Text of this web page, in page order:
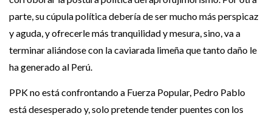
parte, su cúpula política debería de ser mucho más perspicaz
y aguda, y ofrecerle más tranquilidad y mesura, sino, va a
terminar aliándose con la caviarada limeña que tanto daño le
ha generado al Perú.
PPK no está confrontando a Fuerza Popular, Pedro Pablo
está desesperado y, solo pretende tender puentes con los